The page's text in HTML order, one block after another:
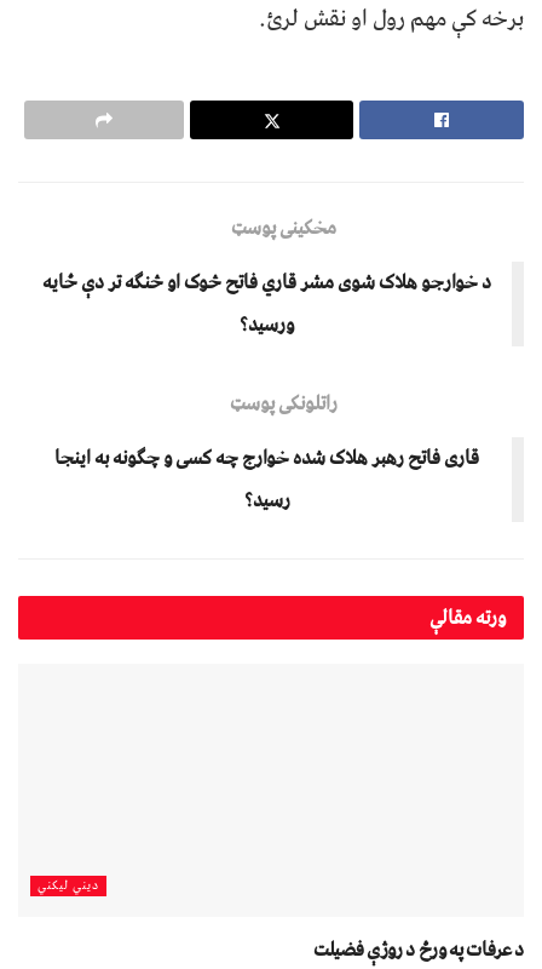
برخه کې مهم رول او نقش لرئ.
مخکینی پوسټ
د خوارجو هلاک شوی مشر قاري فاتح څوک او څنګه تر دې ځایه
ورسید؟
راتلونکی پوسټ
قاری فاتح رهبر هلاک شده خوارج چه کسی و چگونه به اینجا
رسید؟
ورتهمقالې
دیني لیکني
د عرفات په ورځ د روژې فضیلت